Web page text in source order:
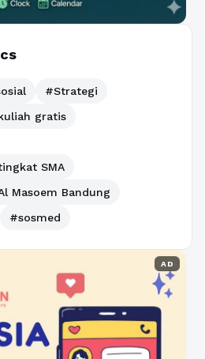
#Strategi
gratis
SMA
Masoem Bandung
#sosmed
AD